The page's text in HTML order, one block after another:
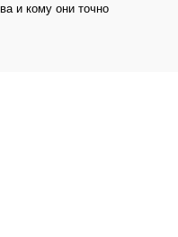
и кому они точно